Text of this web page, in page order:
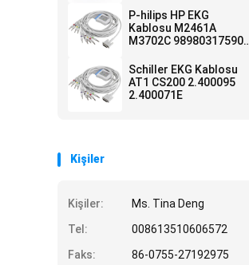
P-hilips HP EKG
Kablosu M2461A
M3702C 989803175901
Teller 15 Pimli IEC
Banana 4.0
Schiller EKG Kablosu
AT1 CS200 2.400095
2.400071E
Kişiler
Kişiler:
Ms. Tina Deng
Tel:
008613510606572
Faks:
86-0755-27192975